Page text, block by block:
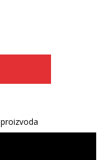
proizvoda